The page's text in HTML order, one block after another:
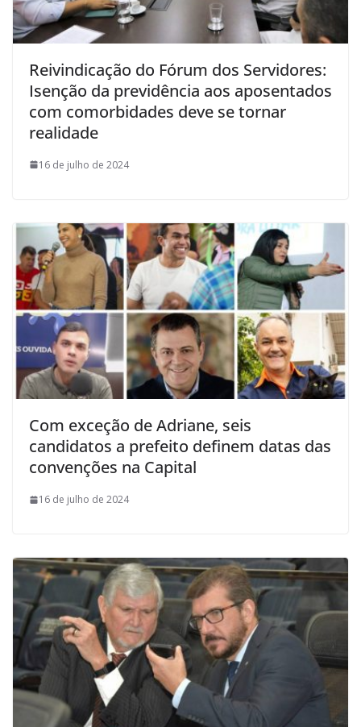
Reivindicação do Fórum dos Servidores:
Isenção da previdência aos aposentados
com comorbidades deve se tornar
realidade
16 de julho de 2024
Com exceção de Adriane, seis
candidatos a prefeito definem datas das
convenções na Capital
16 de julho de 2024